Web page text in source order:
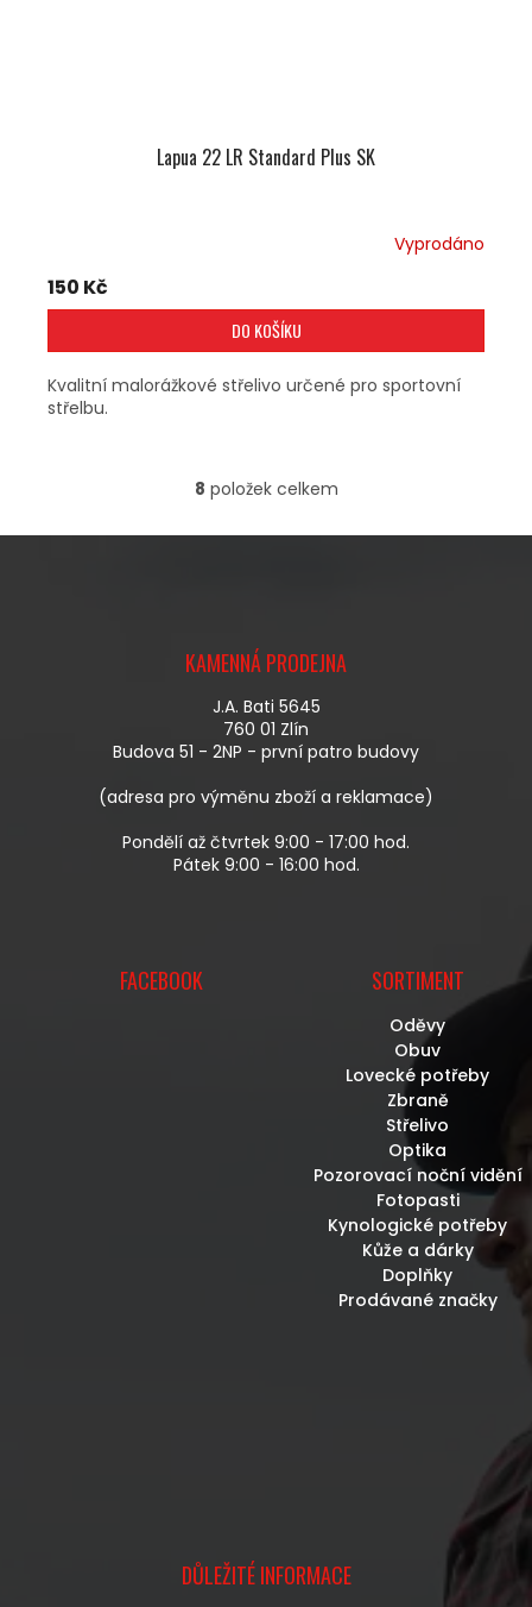
Lapua 22 LR Standard Plus SK
Vyprodáno
150 Kč
DO KOŠÍKU
Kvalitní malorážkové střelivo určené pro sportovní
střelbu.
O
L
Í
P
R
V
K
V
P
I
8 položek celkem
KAMENNÁ PRODEJNA
J.A. Bati 5645
760 01 Zlín
Budova 51 - 2NP - první patro budovy
(adresa pro výměnu zboží a reklamace)
Pondělí až čtvrtek 9:00 - 17:00 hod.
Pátek 9:00 - 16:00 hod.
FACEBOOK SORTIMENT
Oděvy
Obuv
Lovecké potřeby
Zbraně
Střelivo
Optika
Pozorovací noční vidění
Fotopasti
Kynologické potřeby
Kůže a dárky
Doplňky
Prodávané značky
DŮLEŽITÉ INFORMACE